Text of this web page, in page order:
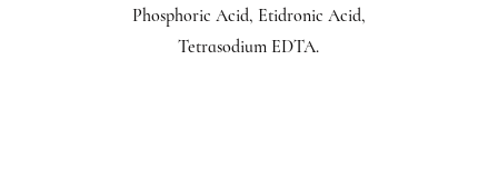
Phosphoric Acid, Etidronic Acid,
Tetrasodium EDTA.